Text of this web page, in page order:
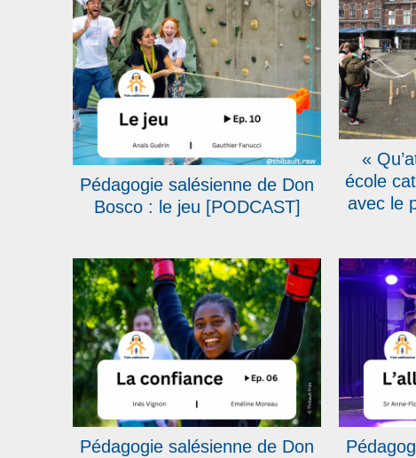
Pédagogie salésienne de Don
Bosco : le jeu [PODCAST]
«
école
avec le
Pédagogie salésienne de Don